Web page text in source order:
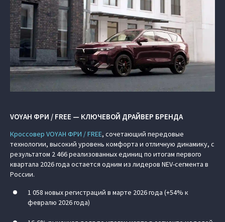
VOYAH ФРИ / FREE — КЛЮЧЕВОЙ ДРАЙВЕР БРЕНДА
Кроссовер VOYAH ФРИ / FREE, сочетающий передовые
технологии, высокий уровень комфорта и отличную динамику, с
результатом 2 466 реализованных единиц по итогам первого
квартала 2026 года остается одним из лидеров NEV-сегмента в
России.
1 058 новых регистраций в марте 2026 года (+54% к
февралю 2026 года)